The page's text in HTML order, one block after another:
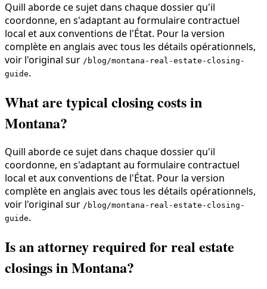
Quill aborde ce sujet dans chaque dossier qu'il
coordonne, en s'adaptant au formulaire contractuel
local et aux conventions de l'État. Pour la version
complète en anglais avec tous les détails opérationnels,
voir l'original sur /blog/montana-real-estate-closing-
guide.
What are typical closing costs in
Montana?
Quill aborde ce sujet dans chaque dossier qu'il
coordonne, en s'adaptant au formulaire contractuel
local et aux conventions de l'État. Pour la version
complète en anglais avec tous les détails opérationnels,
voir l'original sur /blog/montana-real-estate-closing-
guide.
Is an attorney required for real estate
closings in Montana?